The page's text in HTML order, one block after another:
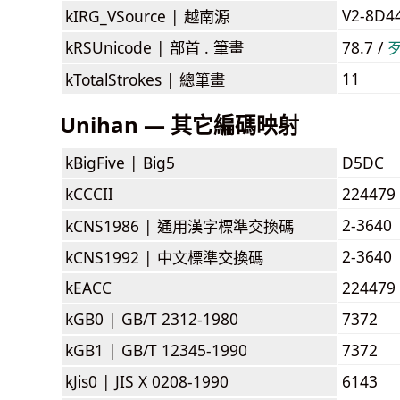
kIRG_VSource | 越南源
V2-
kRSUnicode | 部首 . 筆畫 78.7 /
kTotalStrokes | 總筆畫 11
Unihan — 其它編碼映射
kBigFive | Big5
D5DC
kCCCII
224479
kCNS1986 | 通用漢字標準交換碼
2-3640
kCNS1992 | 中文標準交換碼
2-3640
kEACC
224479
kGB0 | GB/T 2312-1980
7372
kGB1 | GB/T 12345-1990
7372
kJis0 | JIS X 0208-1990
6143